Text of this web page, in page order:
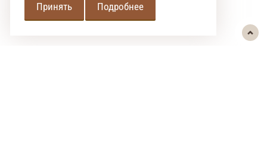
Принять Подробнее